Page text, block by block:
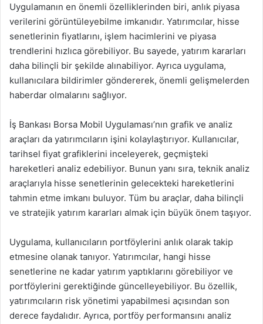
Uygulamanın en önemli özelliklerinden biri, anlık piyasa
verilerini görüntüleyebilme imkanıdır. Yatırımcılar, hisse
senetlerinin fiyatlarını, işlem hacimlerini ve piyasa
trendlerini hızlıca görebiliyor. Bu sayede, yatırım kararları
daha bilinçli bir şekilde alınabiliyor. Ayrıca uygulama,
kullanıcılara bildirimler göndererek, önemli gelişmelerden
haberdar olmalarını sağlıyor.
İş Bankası Borsa Mobil Uygulaması’nın grafik ve analiz
araçları da yatırımcıların işini kolaylaştırıyor. Kullanıcılar,
tarihsel fiyat grafiklerini inceleyerek, geçmişteki
hareketleri analiz edebiliyor. Bunun yanı sıra, teknik analiz
araçlarıyla hisse senetlerinin gelecekteki hareketlerini
tahmin etme imkanı buluyor. Tüm bu araçlar, daha bilinçli
ve stratejik yatırım kararları almak için büyük önem taşıyor.
Uygulama, kullanıcıların portföylerini anlık olarak takip
etmesine olanak tanıyor. Yatırımcılar, hangi hisse
senetlerine ne kadar yatırım yaptıklarını görebiliyor ve
portföylerini gerektiğinde güncelleyebiliyor. Bu özellik,
yatırımcıların risk yönetimi yapabilmesi açısından son
derece faydalıdır. Ayrıca, portföy performansını analiz